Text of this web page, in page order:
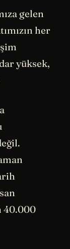
gelen
her
yüksek,
40.000